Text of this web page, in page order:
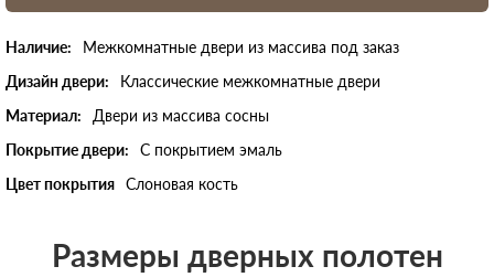
Наличие:
Межкомнатные двери из массива под заказ
Дизайн двери:
Классические межкомнатные двери
Материал:
Двери из массива сосны
Покрытие двери:
С покрытием эмаль
Цвет покрытия Слоновая кость
Размеры дверных полотен